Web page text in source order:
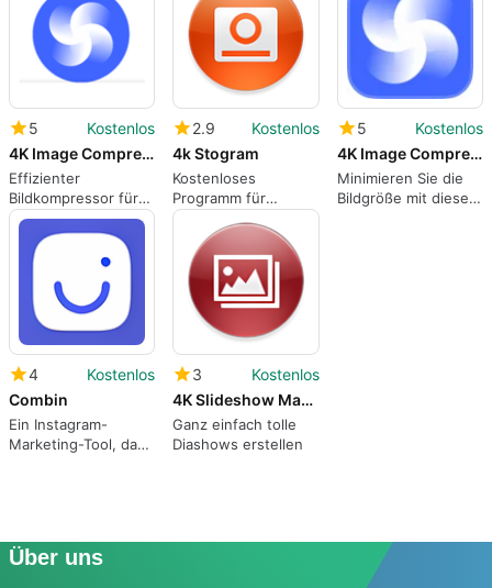
5
Kostenlos
4K Image Compressor
Effizienter
Bildkompressor für
Mac-Nutzer
2.9
Kostenlos
4k Stogram
Kostenloses
Programm für
Instagram-
Downloads
5
Kostenlos
4K Image Compressor
Minimieren Sie die
Bildgröße mit dieser
4
Kostenlos
Combin
Ein Instagram-
Marketing-Tool, das
3
Kostenlos
4K Slideshow Maker
Ganz einfach tolle
Diashows erstellen
Über uns